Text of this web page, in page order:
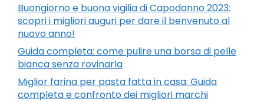
Buongiorno e buona vigilia di Capodanno 2023:
scopri i migliori auguri per dare il benvenuto al
nuovo anno!
Guida completa: come pulire una borsa di pelle
bianca senza rovinarla
Miglior farina per pasta fatta in casa: Guida
completa e confronto dei migliori marchi